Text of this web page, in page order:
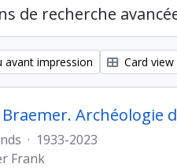
de recherche
avant impression Card view
Braemer. Archéologie
· 1933-2023
Frank